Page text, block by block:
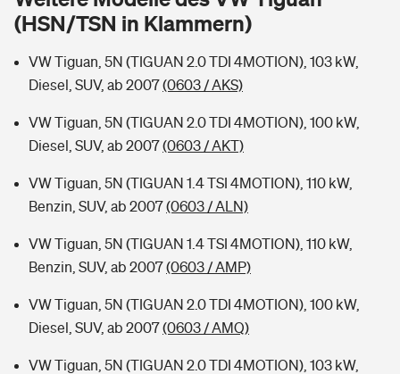
Hochwasser-Check: Wie gefährdet ist Ihr Haus?
Sie haben Fragen?
Private Cyberversicherung
Zur Übersicht
Kinderunfall-Check: Mehr Sicherheit für deine Kids
Typklassen: So ist Ihr Auto eingestuft
Sie haben Fragen?
Rentenrechner: Wie viel Geld bekomme ich im Alter?
(HSN/TSN in Klammern)
VW Tiguan, 5N (TIGUAN 2.0 TDI 4MOTION), 103 kW,
Diesel, SUV, ab 2007(0603 / AKS)
VW Tiguan, 5N (TIGUAN 2.0 TDI 4MOTION), 100 kW,
Diesel, SUV, ab 2007(0603 / AKT)
VW Tiguan, 5N (TIGUAN 1.4 TSI 4MOTION), 110 kW,
Benzin, SUV, ab 2007(0603 / ALN)
VW Tiguan, 5N (TIGUAN 1.4 TSI 4MOTION), 110 kW,
Benzin, SUV, ab 2007(0603 / AMP)
VW Tiguan, 5N (TIGUAN 2.0 TDI 4MOTION), 100 kW,
Diesel, SUV, ab 2007(0603 / AMQ)
VW Tiguan, 5N (TIGUAN 2.0 TDI 4MOTION), 103 kW,